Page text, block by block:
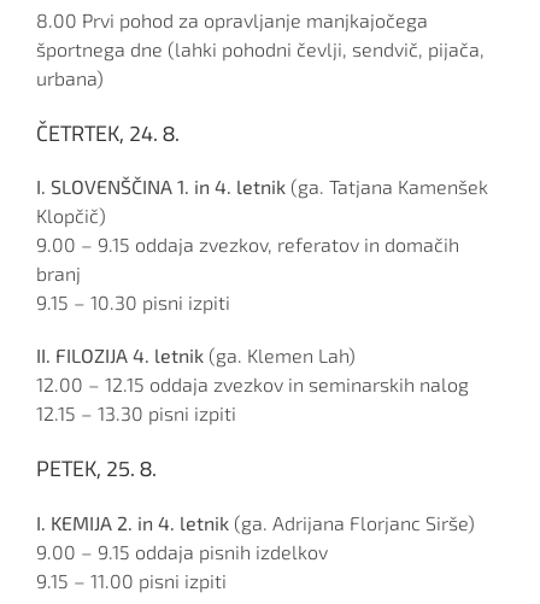
8.00 Prvi pohod za opravljanje manjkajočega
športnega dne (lahki pohodni čevlji, sendvič, pijača,
urbana)
ČETRTEK, 24. 8.
I. SLOVENŠČINA 1. in 4. letnik (ga. Tatjana Kamenšek
Klopčič)
9.00 – 9.15 oddaja zvezkov, referatov in domačih
branj
9.15 – 10.30 pisni izpiti
II. FILOZIJA 4. letnik (ga. Klemen Lah)
12.00 – 12.15 oddaja zvezkov in seminarskih nalog
12.15 – 13.30 pisni izpiti
PETEK, 25. 8.
I. KEMIJA 2. in 4. letnik (ga. Adrijana Florjanc Sirše)
9.00 – 9.15 oddaja pisnih izdelkov
9.15 – 11.00 pisni izpiti